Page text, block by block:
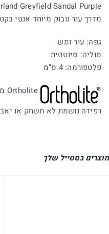
Greyfield Sandal Purple
מדרך עור נובוק מיוחד אנטי
גפה: עור זמש
סוליה: סינטטית
פלטפורמה: 4 ס"מ
Ortholite מדרסי קצף נוחות, תפקוד מיקרוביאלי וריפוד לטווח ארוך.
רפידה נושמת לא תשחק או
בסטייל שלך